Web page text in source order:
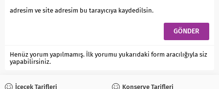
adresim ve site adresim bu tarayıcıya kaydedilsin.
Henüz yorum yapılmamış. İlk yorumu yukarıdaki form aracılığıyla siz
yapabilirsiniz.
İçecek Tarifleri Konserve Tarifleri